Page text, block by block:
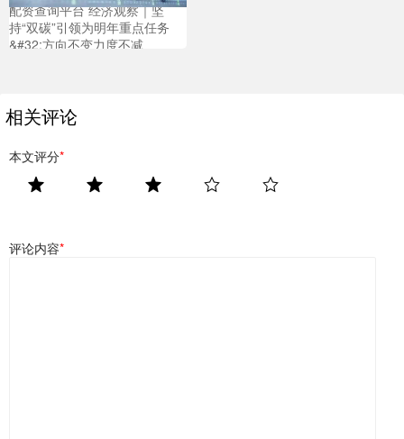
配资查询平台 经济观察｜坚
持“双碳”引领为明年重点任务
&#32;方向不变力度不减
相关评论
本文评分*
评论内容*